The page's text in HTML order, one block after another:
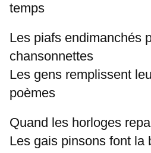
temps
Les piafs endimanchés
chansonnettes
Les gens remplissent
poèmes
Quand les horloges
Les gais pinsons font la